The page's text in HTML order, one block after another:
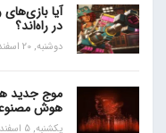
آیا
در راه‌اند؟
دوشنبه, 20 اسفند 1403, ساعت 18:24
موج جدید
هوش
یکشنبه, 5 اسفند 1403, ساعت 20:03